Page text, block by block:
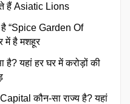
हैं Asiatic Lions
है “Spice Garden Of
में है मशहूर
है? यहां हर घर में करोड़ों की
कौन-सा राज्य है? यहां